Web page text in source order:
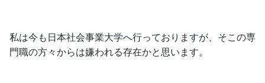
私は今も日本社会事業大学へ行っておりますが、そこの専
門職の方々からは嫌われる存在かと思います。